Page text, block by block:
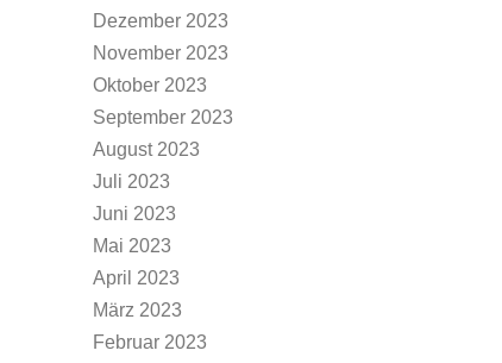
Dezember 2023
November 2023
Oktober 2023
September 2023
August 2023
Juli 2023
Juni 2023
Mai 2023
April 2023
März 2023
Februar 2023